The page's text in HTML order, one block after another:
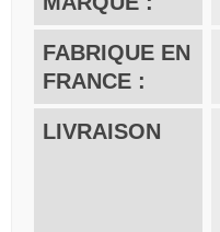
FABRIQUE EN
FRANCE :
LIVRAISON